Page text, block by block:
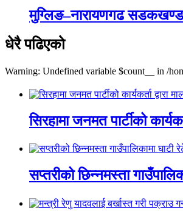
मुग्लिङ–नारायणगढ
धेरै पढिएको
Warning: Undefined variable $count__ in /
सिरहामा जनमत पार्टीको
सप्तरीको छिन्नमस्ता